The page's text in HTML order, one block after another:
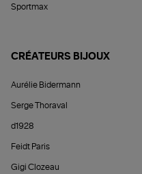
Sportmax
CRÉATEURS BIJOUX
Aurélie Bidermann
Serge Thoraval
d1928
Feidt Paris
Gigi Clozeau